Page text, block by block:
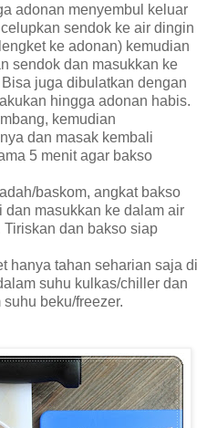
adonan menyembul keluar
sendok ke air dingin
ke adonan) kemudian
sendok dan masukkan ke
juga dibulatkan dengan
hingga adonan habis.
kemudian
dan masak kembali
5 menit agar bakso
baskom, angkat bakso
masukkan ke dalam air
dan bakso siap
hanya tahan seharian saja di
suhu kulkas/chiller dan
beku/freezer.